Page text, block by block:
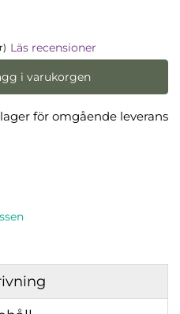
Läs recensioner
i varukorgen
för omgående leverans